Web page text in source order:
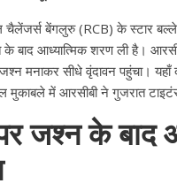
चैलेंजर्स बेंगलुरु (RCB) के स्टार
के बाद आध्यात्मिक शरण ली है।
मनाकर सीधे वृंदावन पहुंचा। यहाँ
में आरसीबी ने गुजरात
जश्न के बाद